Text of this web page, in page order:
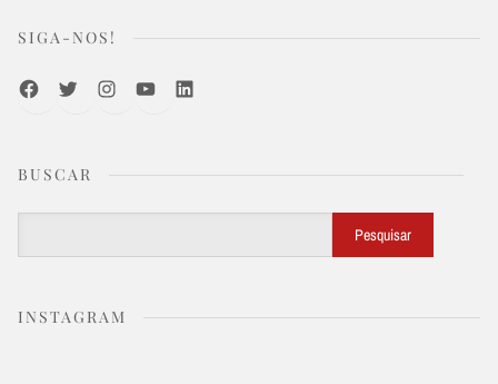
SIGA-NOS!
FacebookTwitterInstagramYoutubeLinkedIn
BUSCAR
Pesquisar
INSTAGRAM